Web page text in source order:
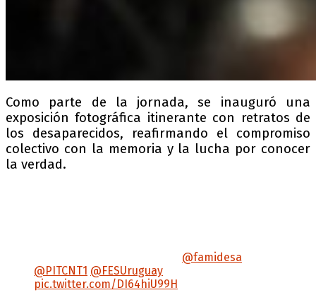
Como parte de la jornada, se inauguró una
exposición fotográfica itinerante con retratos de
los desaparecidos, reafirmando el compromiso
colectivo con la memoria y la lucha por conocer
la verdad.
@famidesa
@PITCNT1 @FESUruguay
pic.twitter.com/DI64hiU99H